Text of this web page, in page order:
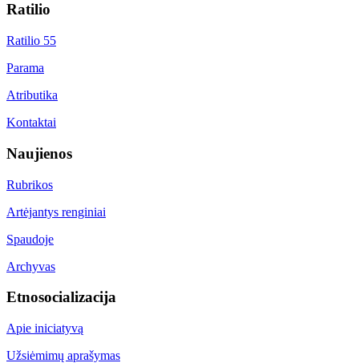
Ratilio
Ratilio 55
Parama
Atributika
Kontaktai
Naujienos
Rubrikos
Artėjantys renginiai
Spaudoje
Archyvas
Etnosocializacija
Apie iniciatyvą
Užsiėmimų aprašymas